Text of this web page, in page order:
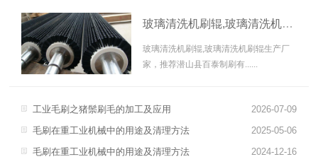
玻璃清洗机刷辊,玻璃清洗机刷辊生产厂家
玻璃清洗机刷辊,玻璃清洗机刷辊生产厂
家，推荐潜山县百泰制刷有......
2026-07-09
工业毛刷之猪鬃刷毛的加工及应用
2025-05-06
毛刷在重工业机械中的用途及清理方法
2024-12-16
毛刷在重工业机械中的用途及清理方法